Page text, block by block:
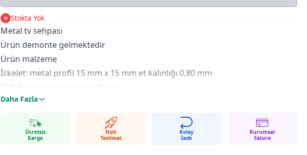
✕ Stokta Yok
Metal tv sehpası
Ürün demonte gelmektedir
Ürün malzeme
İskelet: metal profil 15 mm x 15 mm et kalınlığı 0,80 mm
Raf: Suntalam malzeme 18 mm
Ölçüler
Genişlik: 120 cm
Derinlik: 30 cm
Daha Fazla
Ücretsiz
Kargo
Hızlı
Teslimat
Kolay
İade
Kurumsal
Fatura